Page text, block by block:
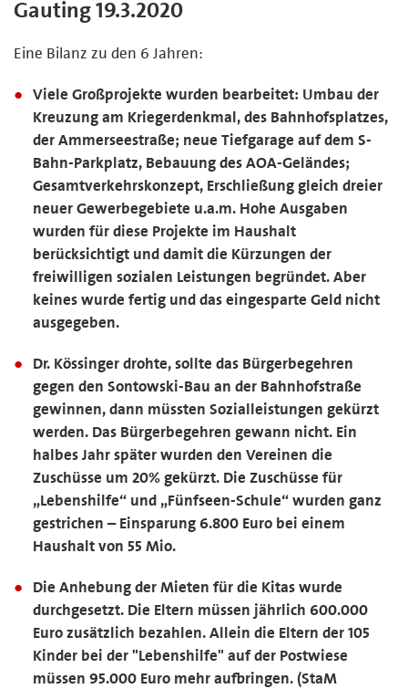
Gauting 19.3.2020
Eine Bilanz zu den 6 Jahren:
Viele Großprojekte wurden bearbeitet: Umbau der
Kreuzung am Kriegerdenkmal, des Bahnhofsplatzes,
der Ammerseestraße; neue Tiefgarage auf dem S-
Bahn-Parkplatz, Bebauung des AOA-Geländes;
Gesamtverkehrskonzept, Erschließung gleich dreier
neuer Gewerbegebiete u.a.m. Hohe Ausgaben
wurden für diese Projekte im Haushalt
berücksichtigt und damit die Kürzungen der
freiwilligen sozialen Leistungen begründet. Aber
keines wurde fertig und das eingesparte Geld nicht
ausgegeben.
Dr. Kössinger drohte, sollte das Bürgerbegehren
gegen den Sontowski-Bau an der Bahnhofstraße
gewinnen, dann müssten Sozialleistungen gekürzt
werden. Das Bürgerbegehren gewann nicht. Ein
halbes Jahr später wurden den Vereinen die
Zuschüsse um 20% gekürzt. Die Zuschüsse für
„Lebenshilfe“ und „Fünfseen-Schule“ wurden ganz
gestrichen – Einsparung 6.800 Euro bei einem
Haushalt von 55 Mio.
Die Anhebung der Mieten für die Kitas wurde
durchgesetzt. Die Eltern müssen jährlich 600.000
Euro zusätzlich bezahlen. Allein die Eltern der 105
Kinder bei der "Lebenshilfe" auf der Postwiese
müssen 95.000 Euro mehr aufbringen. (StaM